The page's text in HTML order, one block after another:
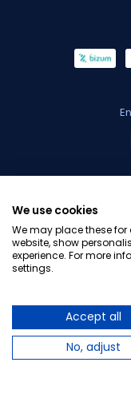
We use cookies
We may place these
website, show
experience. For more
settings.
Accept all
No, adjust